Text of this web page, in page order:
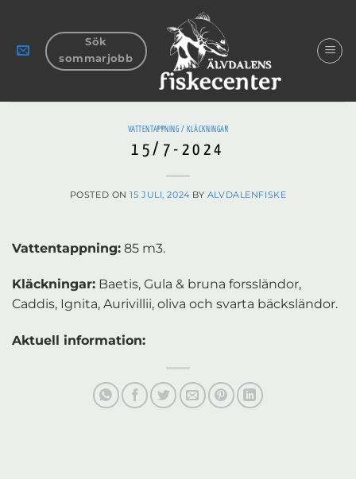
content
Sök
sommarjobb
VATTENTAPPNING / KLÄCKNINGAR
15/7-2024
POSTED ON15 JULI, 2024 BY ALVDALENFISKE
Vattentappning: 85 m3.
Kläckningar: Baetis, Gula & bruna forssländor,
Caddis, Ignita, Aurivillii, oliva och svarta bäcksländor.
Aktuell information: